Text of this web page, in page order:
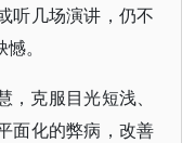
听几场演讲，仍不
。
克服目光短浅、
面化的弊病，改善